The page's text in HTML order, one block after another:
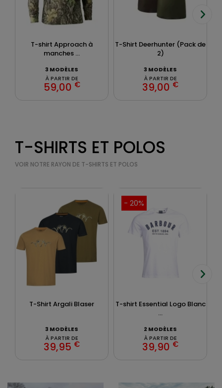
T-shirt Approach à
manches ...
3 MODÈLES
À PARTIR DE
59,00 €
T-Shirt Deerhunter (Pack de
2)
3 MODÈLES
À PARTIR DE
39,00 €
T-SHIRTS ET POLOS
VOIR NOTRE RAYON DE T-SHIRTS ET POLOS
T-Shirt Argali Blaser
3 MODÈLES
À PARTIR DE
39,95 €
- 20%
T-shirt Essential Logo Blanc
...
2 MODÈLES
À PARTIR DE
39,90 €